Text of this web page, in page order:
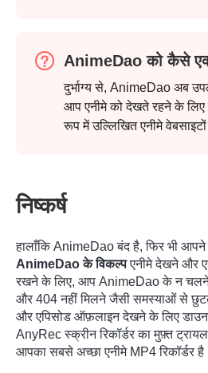
AnimeDao को कैसे
दुर्भाग्य से, AnimeDao अब
आप एनीमे को देखते रहने के
रूप में उल्लिखित एनीमे
निष्कर्ष
हालाँकि AnimeDao बंद है, फिर भी आपने
AnimeDao के विकल्पएनीमे देखने और
रखने के लिए, आप AnimeDao के न चलने/
और 404 नहीं मिलने जैसी समस्याओं से
और एपिसोड ऑफ़लाइन देखने के लिए
AnyRec स्क्रीन रिकॉर्डर का मुफ़्त
आपका सबसे अच्छा एनीमे MP4 रिकॉर्डर